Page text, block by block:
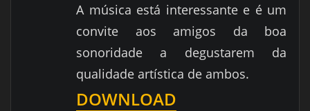
A música está interessante e é um
convite aos amigos da boa
sonoridade a degustarem da
qualidade artística de ambos.
DOWNLOAD